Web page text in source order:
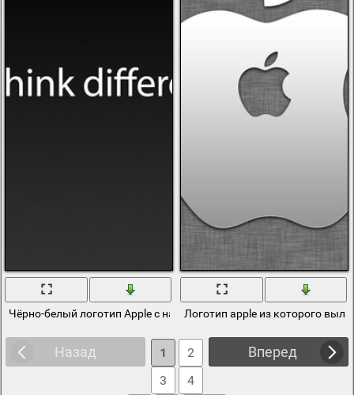
Чёрно-белый логотип Apple с надписью на английском
Логотип apple из которого
Назад Вперед
1
2
3
4